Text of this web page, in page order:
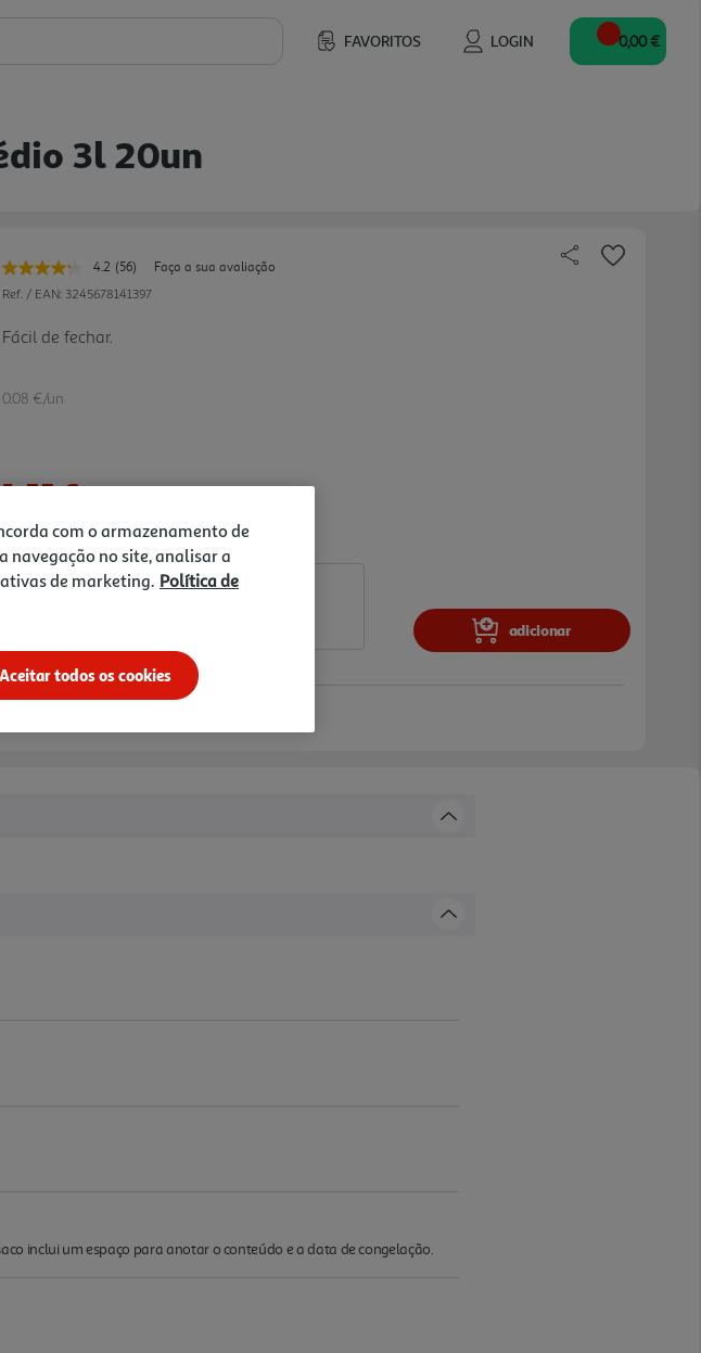
FAVORITOS LOGIN 0,00 €
3l 20un
4.2 Leu
56
(56)
Faça a sua avaliação
Ref. / EAN: 3245678141397
Fácil de fechar.
0.08 €/un
1,55 €
Notas de preparação
adicionar
inclui um espaço para anotar o conteúdo e a data de congelação.
com o armazenamento de
navegação no site, analisar a
de marketing. Política de
Aceitar todos os cookies